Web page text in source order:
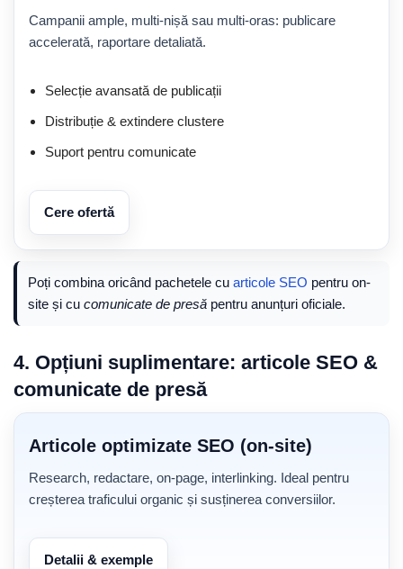
Campanii ample, multi-nișă sau multi-oras: publicare
accelerată, raportare detaliată.
Selecție avansată de publicații
Distribuție & extindere clustere
Suport pentru comunicate
Cere ofertă
Poți combina oricând pachetele cu articole SEO pentru on-
site și cu comunicate de presă pentru anunțuri oficiale.
4. Opțiuni suplimentare: articole SEO &
comunicate de presă
Articole optimizate SEO (on-site)
Research, redactare, on-page, interlinking. Ideal pentru
creșterea traficului organic și susținerea conversiilor.
Detalii & exemple